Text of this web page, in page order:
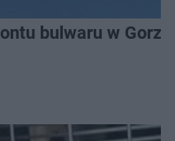
bulwaru w